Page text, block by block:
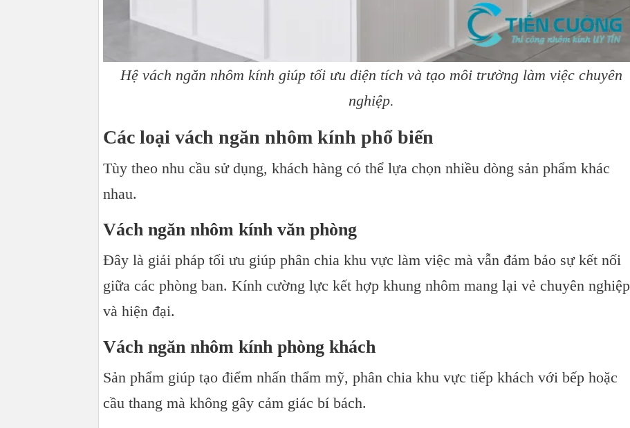
Hệ vách ngăn nhôm kính giúp tối ưu diện tích và tạo môi trường làm việc chuyên
nghiệp.
Các loại vách ngăn nhôm kính phổ biến
Tùy theo nhu cầu sử dụng, khách hàng có thể lựa chọn nhiều dòng sản phẩm khác
nhau.
Vách ngăn nhôm kính văn phòng
Đây là giải pháp tối ưu giúp phân chia khu vực làm việc mà vẫn đảm bảo sự kết nối
giữa các phòng ban. Kính cường lực kết hợp khung nhôm mang lại vẻ chuyên nghiệp
và hiện đại.
Vách ngăn nhôm kính phòng khách
Sản phẩm giúp tạo điểm nhấn thẩm mỹ, phân chia khu vực tiếp khách với bếp hoặc
cầu thang mà không gây cảm giác bí bách.